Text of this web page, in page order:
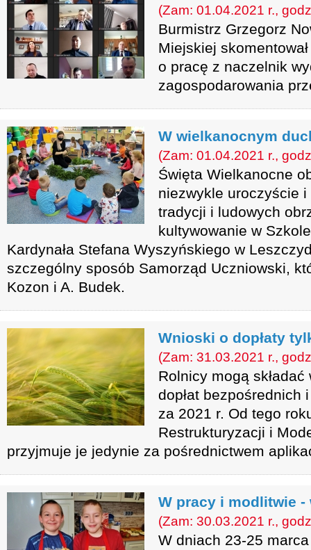
(Zam: 01.04.2021 r.,
Burmistrz Grzegorz
Miejskiej
o pracę z naczelnik
zagospodarowania
W wielkanocnym
(Zam: 01.04.2021 r.,
Święta Wielkanocne
niezwykle uroczyście
tradycji i ludowych
kultywowanie w
Kardynała Stefana Wyszyńskiego w
szczególny sposób Samorząd Uczniowski,
Kozon i A. Budek.
Wnioski o dopłaty
(Zam: 31.03.2021 r.,
Rolnicy mogą
dopłat bezpośrednich
za 2021 r. Od tego
Restrukturyzacji i
przyjmuje je jedynie za pośrednictwem
W pracy i modlitwie
(Zam: 30.03.2021 r.,
W dniach 23-25